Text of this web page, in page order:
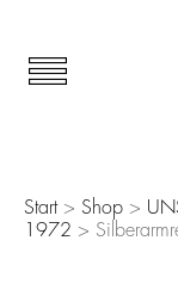
Start> Shop >
1972 >